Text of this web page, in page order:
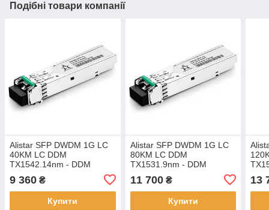
Подібні товари компанії
Alistar SFP DWDM 1G LC
40KM LC DDM
TX1542.14nm - DDM
9 360 ₴
Купити
Alistar SFP DWDM 1G LC
80KM LC DDM
TX1531.9nm - DDM
11 700₴
Купити
13